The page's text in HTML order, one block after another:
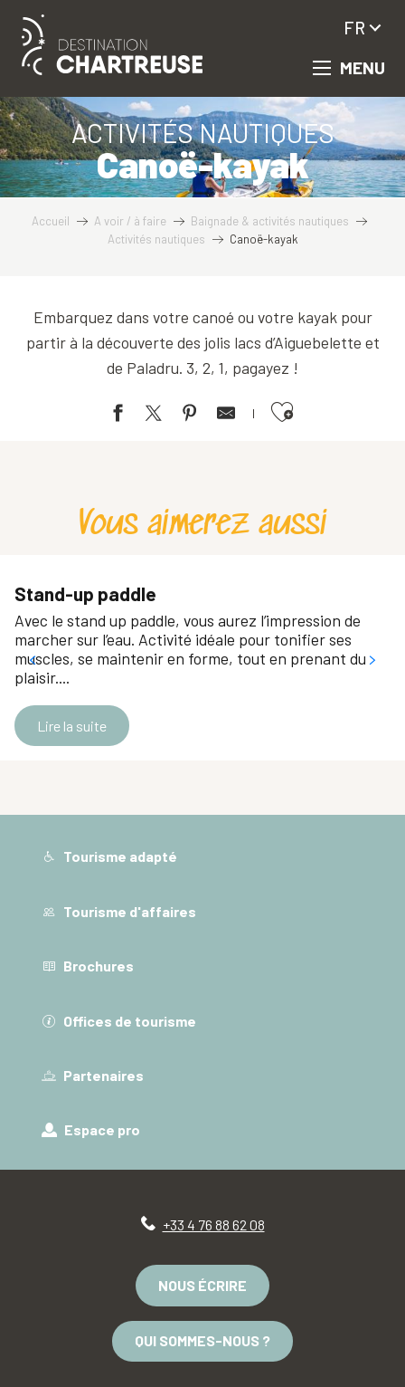
contenu
principal
MENU
FR
ACTIVITÉS NAUTIQUES
Canoë-kayak
Accueil A voir / à faire
Baignade & activités nautiques
Activités nautiques
Canoë-kayak
Embarquez dans votre canoé ou votre kayak pour
partir à la découverte des jolis lacs d’Aiguebelette et
de Paladru. 3, 2, 1, pagayez !
Ajouter aux favoris
Navigation avec carte saisonnière au SPAC
Itinérance vélo-kayak au lac d'Aiguebelette
Cours particuliers au Yacht Club Grenoble Charavines
Vous aimerez aussi
Stand-up paddle
Avec le stand up paddle, vous aurez l’impression de
marcher sur l’eau. Activité idéale pour tonifier ses
muscles, se maintenir en forme, tout en prenant du
plaisir....
Lire la suite
Tourisme adapté
Tourisme d'affaires
Brochures
Offices de tourisme
Partenaires
Espace pro
+33 4 76 88 62 08
NOUS ÉCRIRE
QUI SOMMES-NOUS ?